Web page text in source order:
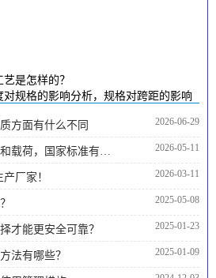
是怎样的？
规格的影响分析，规格对跨距的影响
方面有什么不同 2026-06-29
热镀锌电缆桥架常用规格和载荷，国家标准有哪些内容 2026-05-11
厂家！ 2026-03-11
2025-05-08
才能更安全可靠？ 2025-01-23
法有哪些？ 2025-01-09